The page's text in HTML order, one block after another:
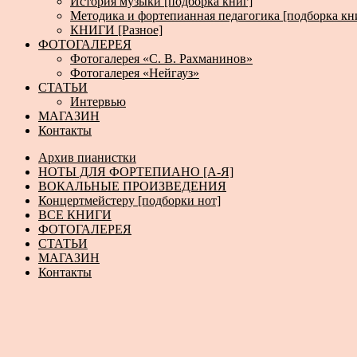
Методика и фортепианная педагогика [подборка
КНИГИ [Разное]
ФОТОГАЛЕРЕЯ
Фотогалерея «С. В. Рахманинов»
Фотогалерея «Нейгауз»
СТАТЬИ
Интервью
МАГАЗИН
Контакты
Архив пианистки
НОТЫ ДЛЯ ФОРТЕПИАНО [А-Я]
ВОКАЛЬНЫЕ ПРОИЗВЕДЕНИЯ
Концертмейстеру [подборки нот]
ВСЕ КНИГИ
ФОТОГАЛЕРЕЯ
СТАТЬИ
МАГАЗИН
Контакты